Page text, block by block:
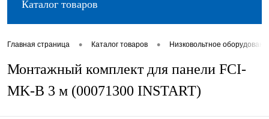
Каталог товаров
Главная страница • Каталог товаров • Низковольтное
Монтажный комплект для панели FCI-
MK-B 3 м (00071300 INSTART)